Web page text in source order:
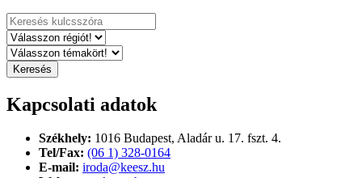
Kapcsolati adatok
Székhely: 1016 Budapest, Aladár u. 17. fszt. 4.
Tel/Fax: (06 1) 328-0164
E-mail: iroda@keesz.hu